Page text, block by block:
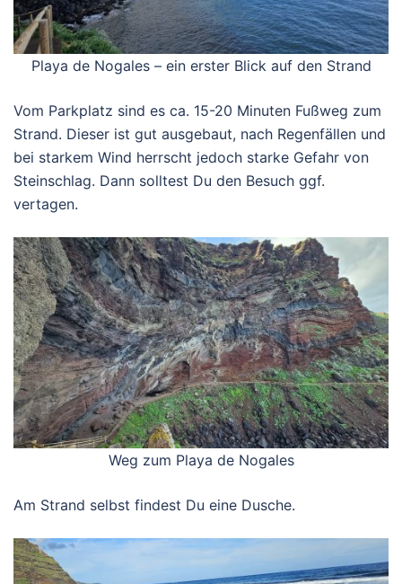
Playa de Nogales – ein erster Blick auf den Strand
Vom Parkplatz sind es ca. 15-20 Minuten Fußweg zum
Strand. Dieser ist gut ausgebaut, nach Regenfällen und
bei starkem Wind herrscht jedoch starke Gefahr von
Steinschlag. Dann solltest Du den Besuch ggf.
vertagen.
Weg zum Playa de Nogales
Am Strand selbst findest Du eine Dusche.